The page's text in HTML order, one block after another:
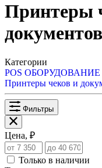
Принтеры
Категории
POS ОБОРУДОВАНИЕ
Принтеры чеков и
Фильтры
Цена, ₽
Только в наличии